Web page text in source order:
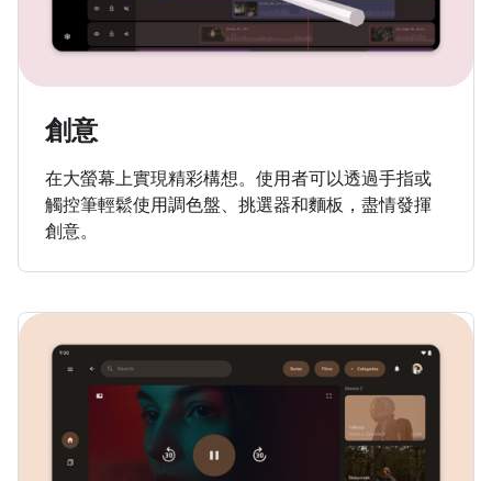
創意
在大螢幕上實現精彩構想。使用者可以透過手指或
觸控筆輕鬆使用調色盤、挑選器和麵板，盡情發揮
創意。